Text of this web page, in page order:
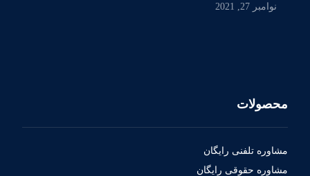
نوامبر 27, 2021
محصولات
مشاوره تلفنی رایگان
مشاوره حقوقی رایگان